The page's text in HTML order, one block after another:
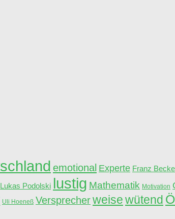
emotional Experte Franz
Lukas Podolski lustig Mathematik Motivation
Uli Hoeneß Versprecherweisewütend